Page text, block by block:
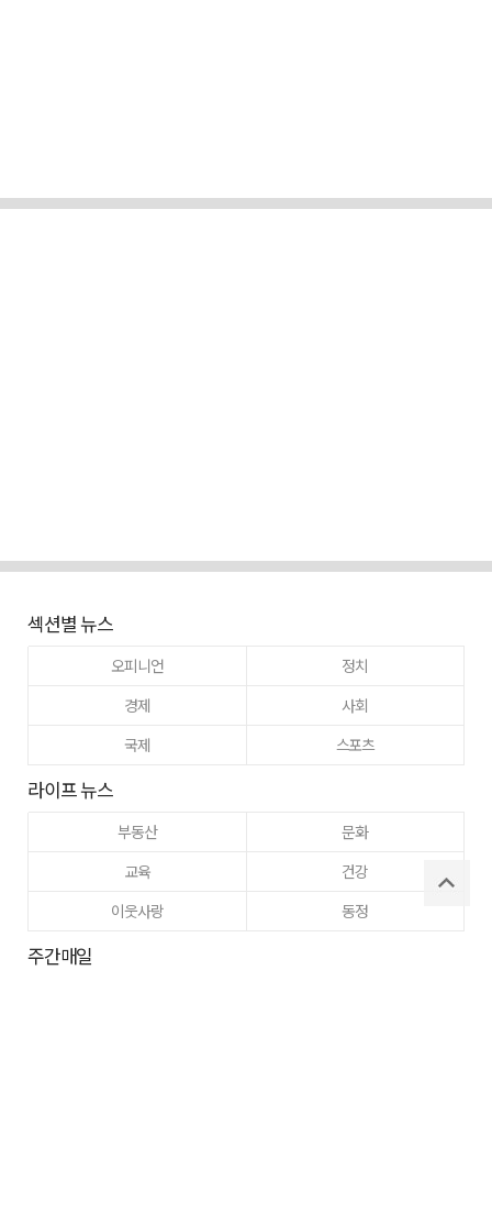
섹션별 뉴스
오피니언
정치
경제
사회
국제
스포츠
라이프 뉴스
부동산
문화
교육
건강
이웃사랑
동정
주간매일